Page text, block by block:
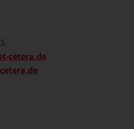
cetera.de